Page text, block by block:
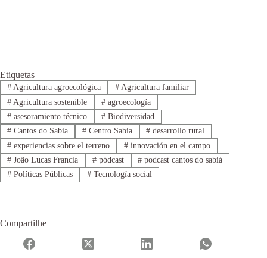
Etiquetas
#Agricultura agroecológica #Agricultura familiar
#Agricultura sostenible #agroecología
#asesoramiento técnico #Biodiversidad
#Cantos do Sabia #Centro Sabia # desarrollo rural
#experiencias sobre el terreno #innovación en el campo
#João Lucas Francia #pódcast # podcast cantos do sabiá
#Políticas Públicas #Tecnología social
Compartilhe